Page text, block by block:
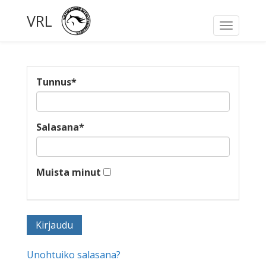
Toggle
VRL
Tunnus*
Salasana*
Muista minut
Unohtuiko salasana?